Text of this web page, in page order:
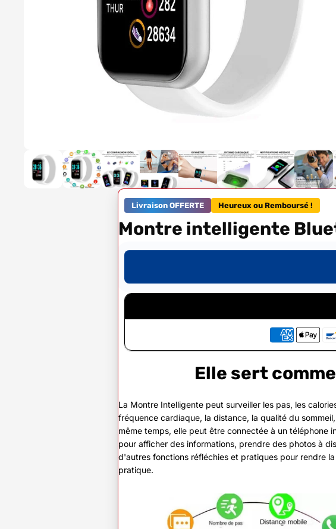
Livraison OFFERTE Heureux ou Remboursé !
Montre intelligente
Elle sert
La Montre Intelligente peut surveiller les pas, les
fréquence cardiaque, la distance, la qualité du
même temps, elle peut être connectée à un téléphone
pour afficher des informations, prendre des photos à
d'autres fonctions réfléchies et pratiques pour rendre
pratique.